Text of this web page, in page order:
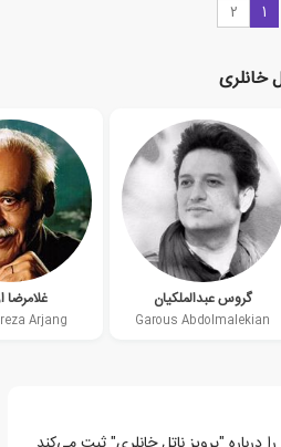
1
2
خانلری
گروس عبدالملکیان
Garous Abdolmalekian
غلامرضا
Arjang